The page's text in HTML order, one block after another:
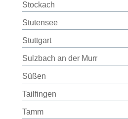
Stockach
Stutensee
Stuttgart
Sulzbach an der Murr
Süßen
Tailfingen
Tamm